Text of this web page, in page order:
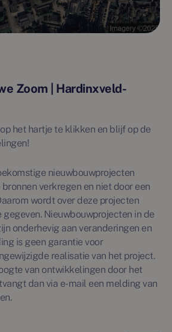
Zoom | Hardinxveld-
het hartje te klikken en blijf op de
nieuwbouwprojecten
verkregen en niet door een
wordt over deze projecten
Nieuwbouwprojecten in de
onderhevig aan veranderingen en
is geen garantie voor
realisatie van het project.
van ontwikkelingen door het
dan via e-mail een melding van